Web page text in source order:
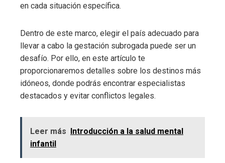
en cada situación específica.
Dentro de este marco, elegir el país adecuado para
llevar a cabo la gestación subrogada puede ser un
desafío. Por ello, en este artículo te
proporcionaremos detalles sobre los destinos más
idóneos, donde podrás encontrar especialistas
destacados y evitar conflictos legales.
Leer más Introducción a la salud mental
infantil